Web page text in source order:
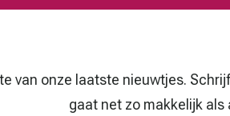
van onze laatste nieuwtjes.
gaat net zo makkelijk als